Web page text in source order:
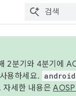
2분기와 4분기에
용하세요.
자세한 내용은